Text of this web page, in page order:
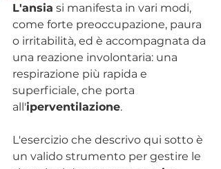
L'ansia si manifesta in vari modi,
come forte preoccupazione, paura
o irritabilità, ed è accompagnata da
una reazione involontaria: una
respirazione più rapida e
superficiale, che porta
all'iperventilazione.
L'esercizio che descrivo qui sotto è
un valido strumento per gestire le